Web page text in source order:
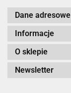
Dane adresowe
Informacje
O sklepie
Newsletter